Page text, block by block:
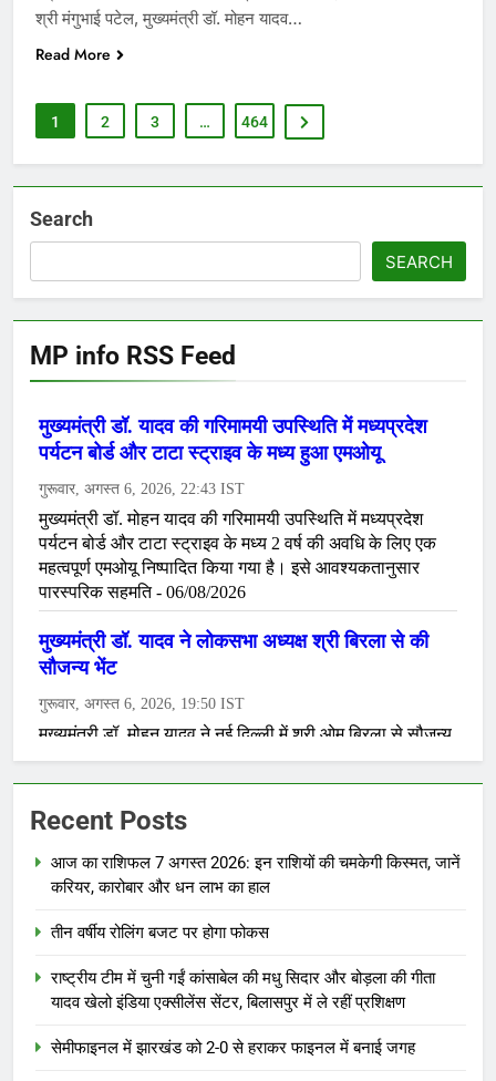
श्री मंगुभाई पटेल, मुख्यमंत्री डॉ. मोहन यादव…
Read More
1 2 3 … 464
Search
SEARCH
MP info RSS Feed
Recent Posts
आज का राशिफल 7 अगस्त 2026: इन राशियों की चमकेगी किस्मत, जानें
करियर, कारोबार और धन लाभ का हाल
तीन वर्षीय रोलिंग बजट पर होगा फोकस
राष्ट्रीय टीम में चुनी गईं कांसाबेल की मधु सिदार और बोड़ला की गीता
यादव खेलो इंडिया एक्सीलेंस सेंटर, बिलासपुर में ले रहीं प्रशिक्षण
सेमीफाइनल में झारखंड को 2-0 से हराकर फाइनल में बनाई जगह